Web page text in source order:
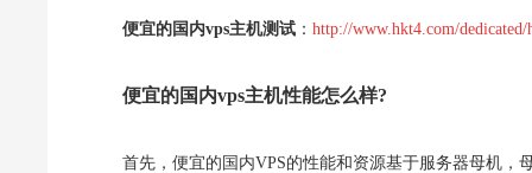
便宜的国内vps主机测试 ： http://www.hkt4.com/
便宜的国内vps主机性能怎么样?
首先，便宜的国内VPS的性能和资源基于服务器母机，